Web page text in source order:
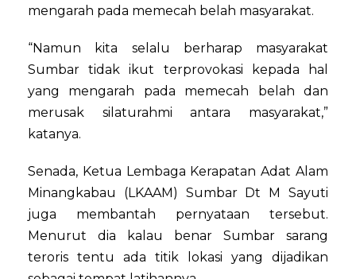
mengarah pada memecah belah masyarakat.
“Namun kita selalu berharap masyarakat
Sumbar tidak ikut terprovokasi kepada hal
yang mengarah pada memecah belah dan
merusak silaturahmi antara masyarakat,”
katanya.
Senada, Ketua Lembaga Kerapatan Adat Alam
Minangkabau (LKAAM) Sumbar Dt M Sayuti
juga membantah pernyataan tersebut.
Menurut dia kalau benar Sumbar sarang
teroris tentu ada titik lokasi yang dijadikan